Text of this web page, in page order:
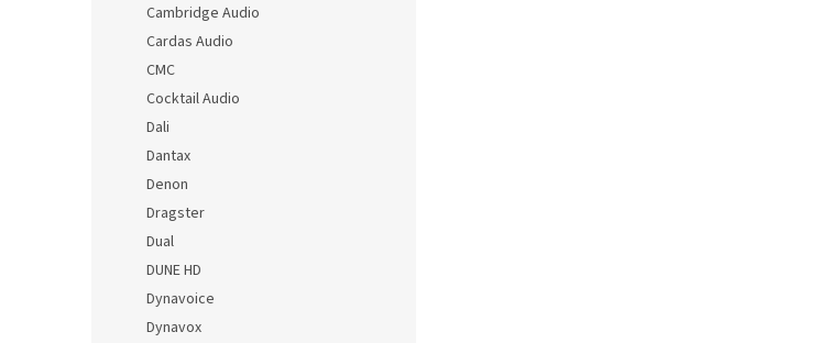
Cambridge Audio
Cardas Audio
CMC
Cocktail Audio
Dali
Dantax
Denon
Dragster
Dual
DUNE HD
Dynavoice
Dynavox